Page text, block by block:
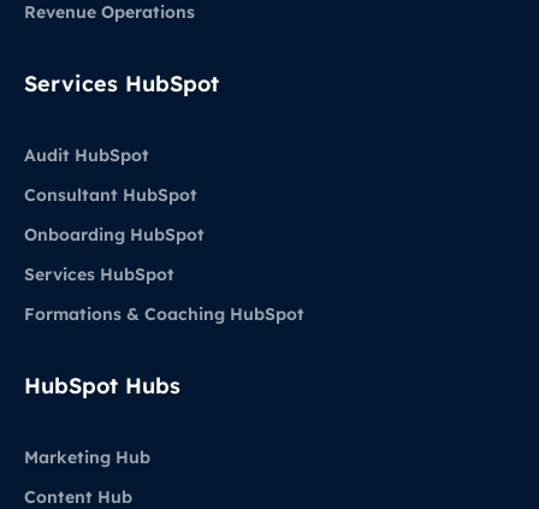
Revenue Operations
Services HubSpot
Audit HubSpot
Consultant HubSpot
Onboarding HubSpot
Services HubSpot
Formations & Coaching HubSpot
HubSpot Hubs
Marketing Hub
Content Hub